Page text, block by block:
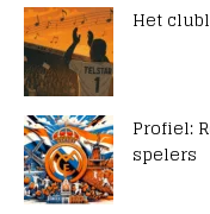
Het
Profiel:
spelers